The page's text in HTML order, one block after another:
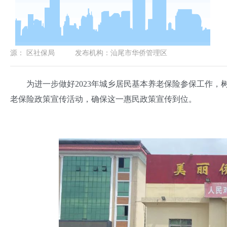
源： 区社保局 发布机构： 汕尾市华侨管理区
为进一步做好2023年城乡居民基本养老保险参保工作，
老保险政策宣传活动，确保这一惠民政策宣传到位。